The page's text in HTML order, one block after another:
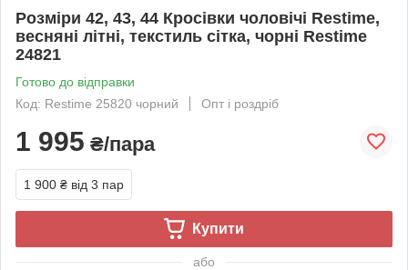
Розміри 42, 43, 44 Кросівки чоловічі Restime,
весняні літні, текстиль сітка, чорні Restime
24821
Готово до відправки
Код: Restime 25820 чорний
Опт і роздріб
1 995 ₴/пара
1 900 ₴ від 3 пар
Купити
або